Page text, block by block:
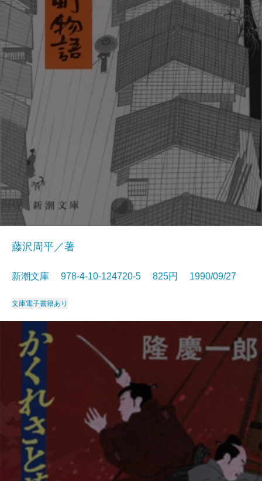
藤沢周平／著
新潮文庫 978-4-10-124720-5 825円 1990/09/27
文庫電子書籍あり